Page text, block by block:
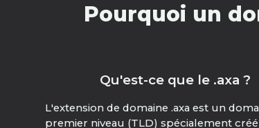
Pourquoi un
Qu'est-ce que le .axa ?
L'extension de domaine .axa est un
premier niveau (TLD) spécialement